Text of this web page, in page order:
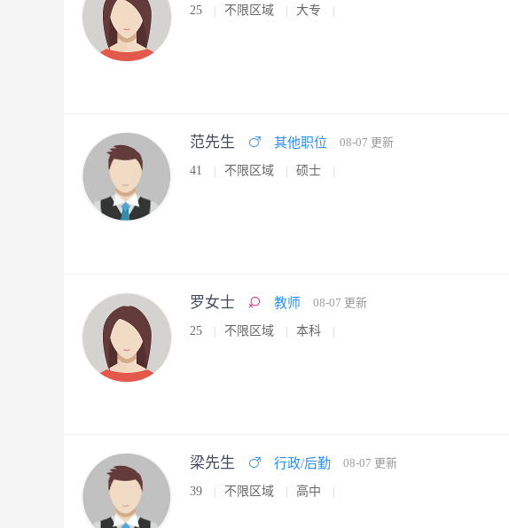
25 不限区域 大专
范先生 其他职位 08-07 更新
41 不限区域 硕士
罗女士 教师 08-07 更新
25 不限区域 本科
梁先生 行政/后勤 08-07 更新
39 不限区域 高中